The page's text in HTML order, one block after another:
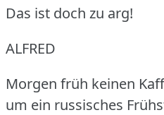
Das ist doch zu arg!
ALFRED
Morgen früh keinen
um ein russisches